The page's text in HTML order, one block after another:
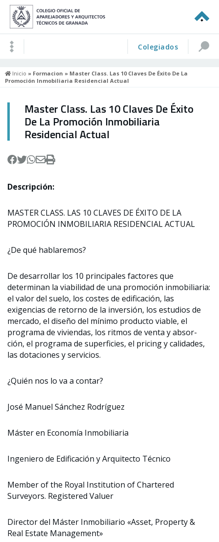
Colegiados
Inicio » Formacion » Master Class. Las 10 Claves De Éxito De La
Promoción Inmobiliaria Residencial Actual
Master Class. Las 10 Claves De Éxito
De La Promoción Inmobiliaria
Residencial Actual
Descripción:
MASTER CLASS. LAS 10 CLAVES DE ÉXITO DE LA
PROMOCIÓN INMOBILIARIA RESIDENCIAL ACTUAL
¿De qué hablaremos?
De desarrollar los 10 principales factores que
determinan la viabilidad de una promoción inmobiliaria:
el valor del suelo, los costes de edificación, las
exigencias de retorno de la inversión, los estudios de
mercado, el diseño del mínimo producto viable, el
programa de viviendas, los ritmos de venta y absor-
ción, el programa de superficies, el pricing y calidades,
las dotaciones y servicios.
¿Quién nos lo va a contar?
José Manuel Sánchez Rodríguez
Máster en Economía Inmobiliaria
Ingeniero de Edificación y Arquitecto Técnico
Member of the Royal Institution of Chartered
Surveyors. Registered Valuer
Director del Máster Inmobiliario «Asset, Property &
Real Estate Management»